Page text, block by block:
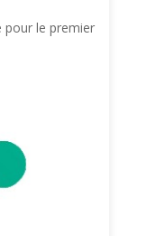
pour le premier